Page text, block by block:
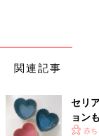
関連記事
セリ
ョン
赤